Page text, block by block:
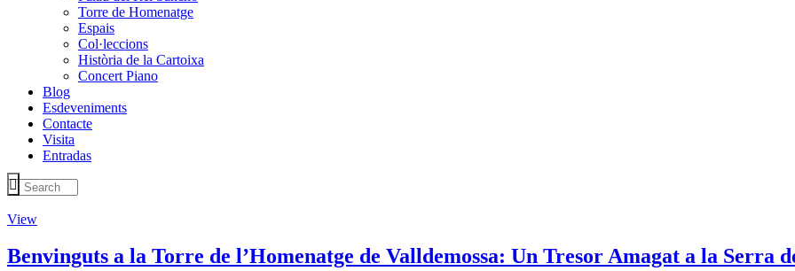
Torre de Homenatge
Espais
Col·leccions
Història de la Cartoixa
Concert Piano
Blog
Esdeveniments
Contacte
Visita
Entradas
View
Benvinguts a la Torre de l’Homenatge de Valldemossa: Un Tresor Amagat a la Serra